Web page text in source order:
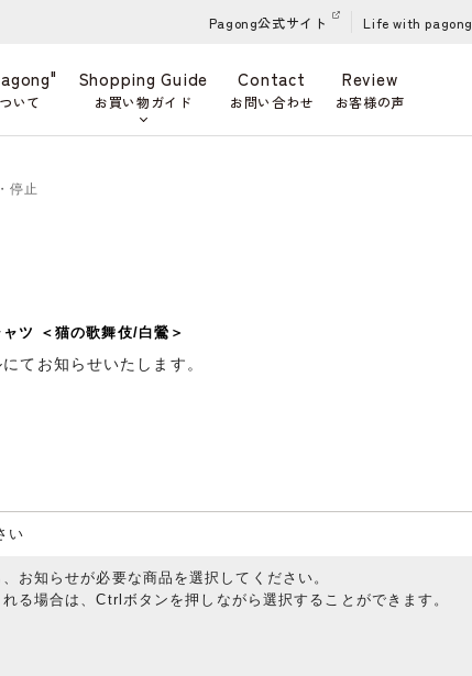
Pagong公式サイト Life with pagong
いて
Shopping Guide
お買い物ガイド
Contact
お問い合わせ
Review
お客様の声
停止
ツ ＜猫の歌舞伎/白鶯＞
てお知らせいたします。
い
お知らせが必要な商品を選択してください。
る場合は、Ctrlボタンを押しながら選択することができます。